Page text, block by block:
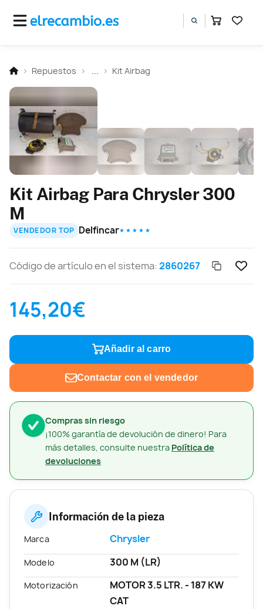
Repuestos Kit Airbag
Compras sin riesgo
¡100% garantía de devolución de dinero! Para
más detalles, consulte nuestra Política de
devoluciones
Kit Airbag Para Chrysler 300
M
VENDEDOR TOP Delfincar★ ★ ★ ★ ★
Código de artículo en el sistema:2860267
145,20€
Añadir al carro
Contactar con el vendedor
Información de la pieza
Marca Chrysler
Modelo 300 M (LR)
Motorización
MOTOR 3.5 LTR. - 187 KW
CAT